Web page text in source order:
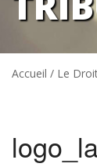
Accueil / Le